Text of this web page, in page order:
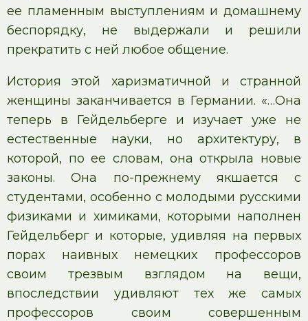
ее пламенным выступлениям и домашнему
беспорядку, не выдержали и решили
прекратить с ней любое общение.
История этой харизматичной и странной
женщины заканчивается в Германии. «…Она
теперь в Гейдельберге и изучает уже не
естественные науки, но архитектуру, в
которой, по ее словам, она открыла новые
законы. Она по-прежнему якшается с
студентами, особенно с молодыми русскими
физиками и химиками, которыми наполнен
Гейдельберг и которые, удивляя на первых
порах наивных немецких профессоров
своим трезвым взглядом на вещи,
впоследствии удивляют тех же самых
профессоров своим совершенным